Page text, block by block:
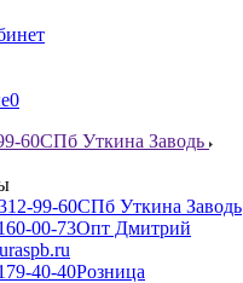
0
60СПб Уткина Заводь
99-60СПб Уткина Заводь
00-73Опт Дмитрий
40-40Розница